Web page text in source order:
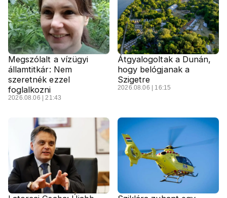
Megszólalt a vízügyi
államtitkár: Nem
szeretnék ezzel
foglalkozni
2026.08.06 | 21:43
Átgyalogoltak a Dunán,
hogy belógjanak a
Szigetre
2026.08.06 | 16:15